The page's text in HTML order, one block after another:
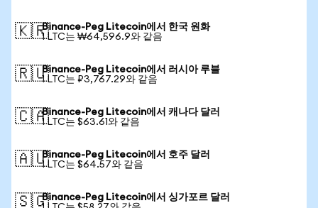
🇰🇷Binance-Peg Litecoin에서 한국 원화
1 LTC는 ₩64,596.9와 같음
🇷🇺Binance-Peg Litecoin에서 러시아 루블
1 LTC는 ₽3,767.29와 같음
🇨🇦Binance-Peg Litecoin에서 캐나다 달러
1 LTC는 $63.61와 같음
🇦🇺Binance-Peg Litecoin에서 호주 달러
1 LTC는 $64.57와 같음
🇸🇬Binance-Peg Litecoin에서 싱가포르 달러